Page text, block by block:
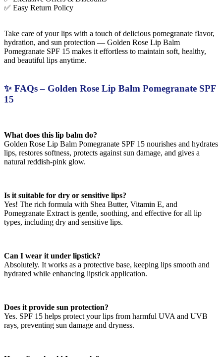
✅ Easy Return Policy
Take care of your lips with a touch of delicious pomegranate flavor,
hydration, and sun protection — Golden Rose Lip Balm
Pomegranate SPF 15 makes it effortless to maintain soft, healthy,
and beautiful lips anytime.
✨ FAQs – Golden Rose Lip Balm Pomegranate SPF
15
What does this lip balm do?
Golden Rose Lip Balm Pomegranate SPF 15 nourishes and hydrates
lips, restores softness, protects against sun damage, and gives a
natural reddish-pink glow.
Is it suitable for dry or sensitive lips?
Yes! The rich formula with Shea Butter, Vitamin E, and
Pomegranate Extract is gentle, soothing, and effective for all lip
types, including dry and sensitive lips.
Can I wear it under lipstick?
Absolutely. It works as a protective base, keeping lips smooth and
hydrated while enhancing lipstick application.
Does it provide sun protection?
Yes. SPF 15 helps protect your lips from harmful UVA and UVB
rays, preventing sun damage and dryness.